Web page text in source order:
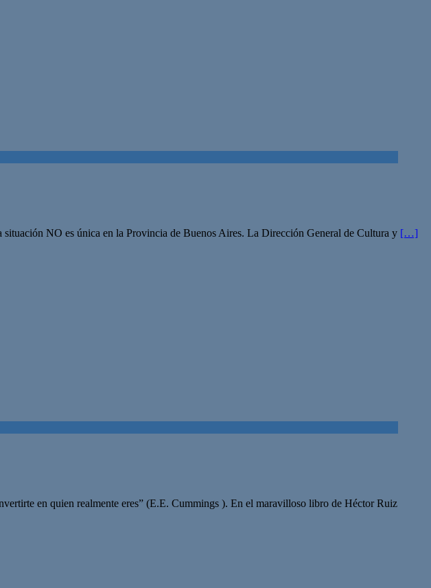
NO es única en la Provincia de Buenos Aires. La Dirección General de Cultura y […]
en quien realmente eres” (E.E. Cummings ). En el maravilloso libro de Héctor Ruiz